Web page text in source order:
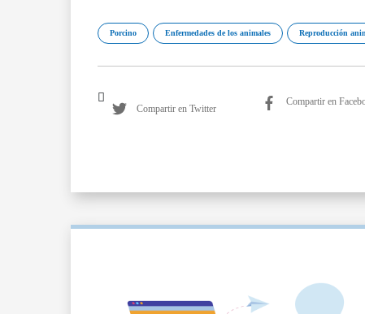
Porcino Enfermedades de los animales Reproducción
Compartir en Twitter
Compartir en